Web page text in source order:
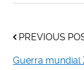
PREVIOUS
Guerra mundial